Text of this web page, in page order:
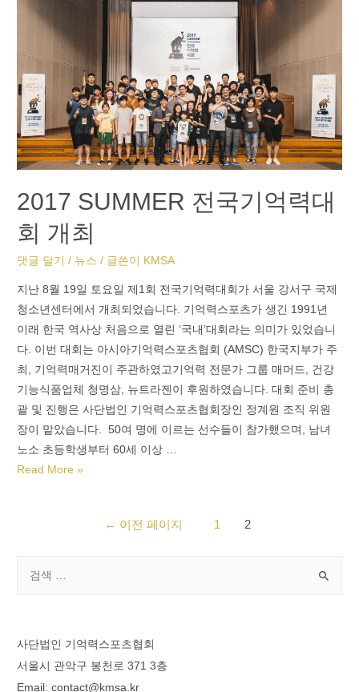
2017 SUMMER 전국기억력대
회 개최
댓글 달기 / 뉴스 / 글쓴이 KMSA
지난 8월 19일 토요일 제1회 전국기억력대회가 서울 강서구 국제
청소년센터에서 개최되었습니다. 기억력스포츠가 생긴 1991년
이래 한국 역사상 처음으로 열린 ‘국내’대회라는 의미가 있었습니
다. 이번 대회는 아시아기억력스포츠협회 (AMSC) 한국지부가 주
최, 기억력매거진이 주관하였고기억력 전문가 그룹 매머드, 건강
기능식품업체 청명삼, 뉴트라젠이 후원하였습니다. 대회 준비 총
괄 및 진행은 사단법인 기억력스포츠협회장인 정계원 조직 위원
장이 맡았습니다. 50여 명에 이르는 선수들이 참가했으며, 남녀
노소 초등학생부터 60세 이상 …
Read More »
← 이전 페이지 1 2
사단법인 기억력스포츠협회
서울시 관악구 봉천로 371 3층
Email: contact@kmsa.kr